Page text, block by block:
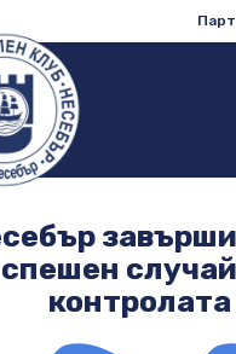
завърши
контролата